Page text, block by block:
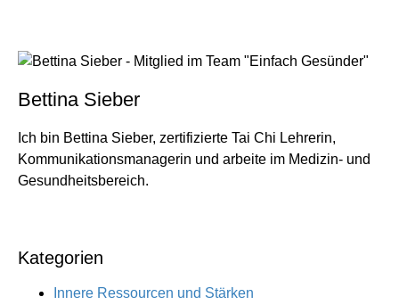
Bettina Sieber
Ich bin Bettina Sieber, zertifizierte Tai Chi Lehrerin,
Kommunikationsmanagerin und arbeite im Medizin- und
Gesundheitsbereich.
Kategorien
Innere Ressourcen und Stärken